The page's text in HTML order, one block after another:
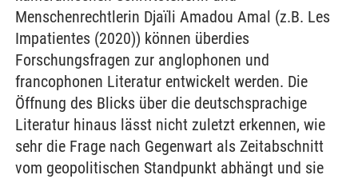
Menschenrechtlerin Djaïli Amadou Amal (z.B. Les
Impatientes (2020)) können überdies
Forschungsfragen zur anglophonen und
francophonen Literatur entwickelt werden. Die
Öffnung des Blicks über die deutschsprachige
Literatur hinaus lässt nicht zuletzt erkennen, wie
sehr die Frage nach Gegenwart als Zeitabschnitt
vom geopolitischen Standpunkt abhängt und sie